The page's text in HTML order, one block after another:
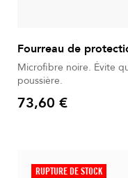
Fourreau de
Microfibre noire. Évite
poussière.
Prix
73,60 €
RUPTURE DE STOCK